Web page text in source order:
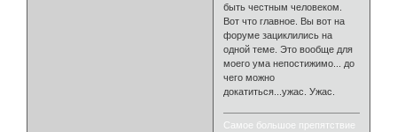
быть честным человеком.
Вот что главное. Вы вот на
форуме зациклились на
одной теме. Это вообще для
моего ума непостижимо... до
чего можно
докатиться...ужас. Ужас.
Самое большое препятствие